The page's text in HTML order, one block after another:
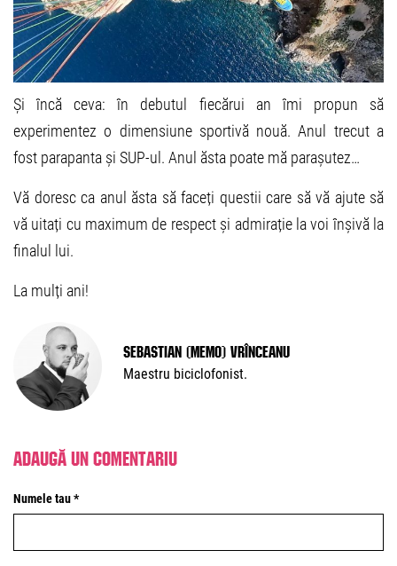
Și încă ceva: în debutul fiecărui an îmi propun să
experimentez o dimensiune sportivă nouă. Anul trecut a
fost parapanta și SUP-ul. Anul ăsta poate mă parașutez…
Vă doresc ca anul ăsta să faceți questii care să vă ajute să
vă uitați cu maximum de respect și admirație la voi înșivă la
finalul lui.
La mulți ani!
Sebastian (Memo) Vrînceanu
Maestru biciclofonist.
Adaugă un comentariu
Numele tau *